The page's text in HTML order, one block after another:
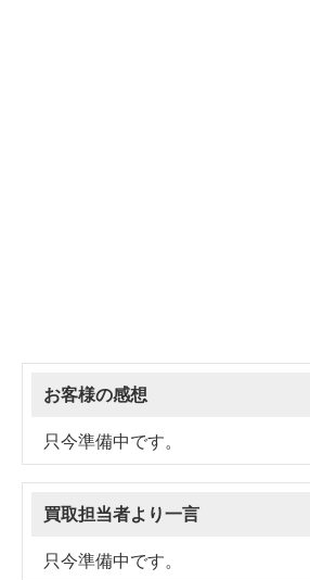
お客様の感想
只今準備中です。
買取担当者より一言
只今準備中です。